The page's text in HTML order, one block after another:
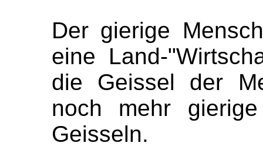
Der gierige
eine Land-
die Geissel der
noch mehr
Geisseln.